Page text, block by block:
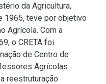
da Agricultura,
1965, teve por objetivo
Agrícola. Com a
o CRETA foi
de Centro de
Agrícolas
reestruturação